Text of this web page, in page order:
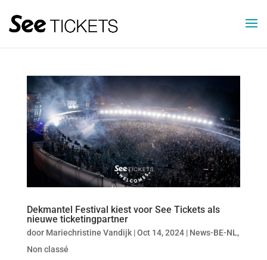
Dekmantel Festival kiest voor See Tickets als
nieuwe ticketingpartner
door Mariechristine Vandijk|Oct 14, 2024| News-BE-NL,
Non classé